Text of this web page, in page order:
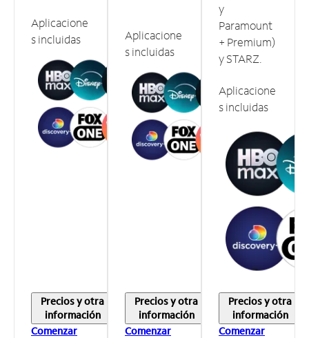
Aplicacione
s incluidas
Precios y otra
información
Comenzar
Aplicacione
s incluidas
Precios y otra
información
Comenzar
y
Paramount
+ Premium)
y STARZ.
Aplicacione
s incluidas
Precios y otra
información
Comenzar